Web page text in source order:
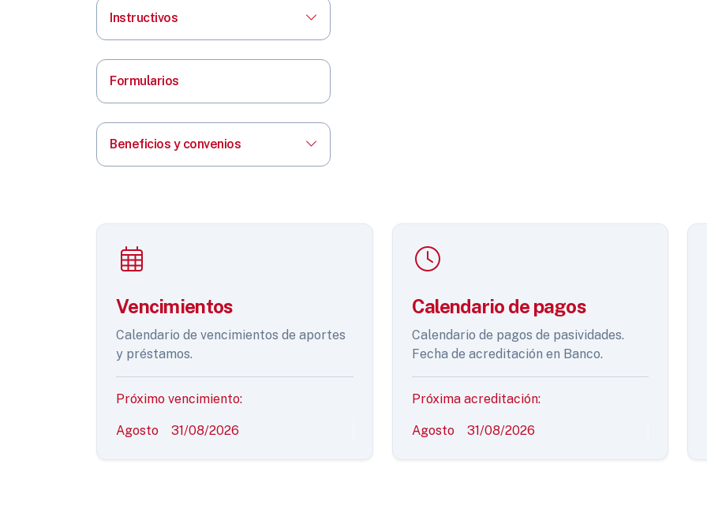
Instructivos
Formularios
Beneficios y convenios
Vencimientos
Calendario de vencimientos de aportes
y préstamos.
Próximo vencimiento:
Agosto 31/08/2026
Calendario de pagos
Calendario de pagos de pasividades.
Fecha de acreditación en Banco.
Próxima acreditación:
Agosto 31/08/2026